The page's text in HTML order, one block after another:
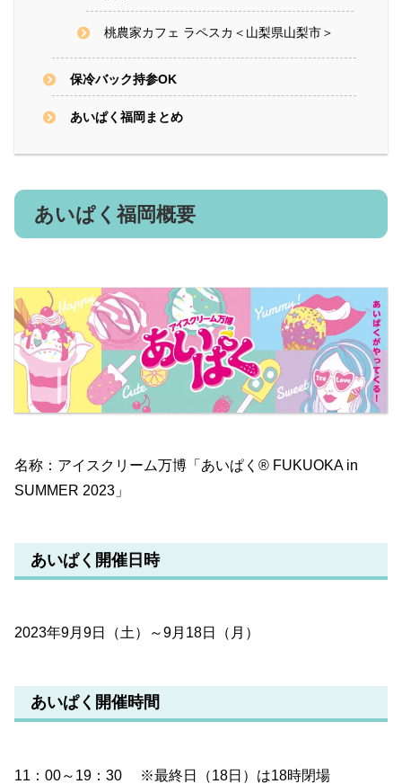
桃農家カフェ ラペスカ＜山梨県山梨市＞
保冷バック持参OK
あいぱく福岡まとめ
あいぱく福岡概要
名称：アイスクリーム万博「あいぱく® FUKUOKA in
SUMMER 2023」
あいぱく開催日時
2023年9月9日（土）～9月18日（月）
あいぱく開催時間
11：00～19：30 ※最終日（18日）は18時閉場